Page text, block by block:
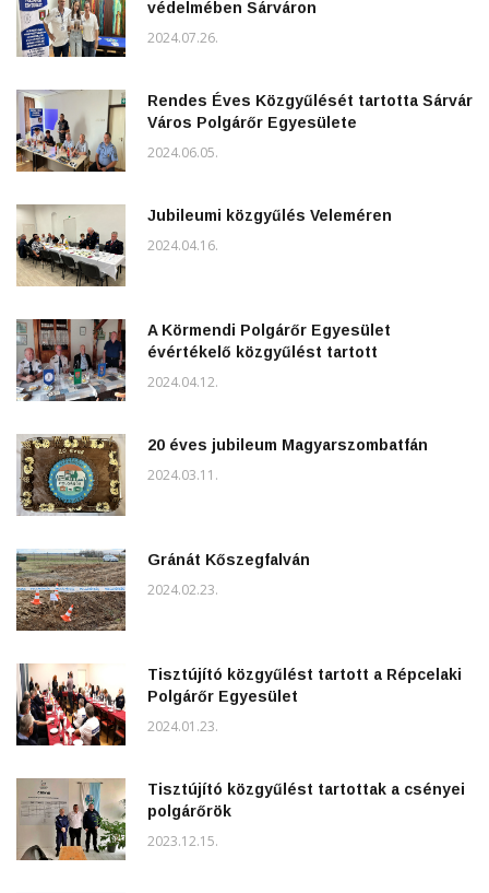
védelmében Sárváron
2024.07.26.
Rendes Éves Közgyűlését tartotta Sárvár
Város Polgárőr Egyesülete
2024.06.05.
Jubileumi közgyűlés Veleméren
2024.04.16.
A Körmendi Polgárőr Egyesület
évértékelő közgyűlést tartott
2024.04.12.
20 éves jubileum Magyarszombatfán
2024.03.11.
Gránát Kőszegfalván
2024.02.23.
Tisztújító közgyűlést tartott a Répcelaki
Polgárőr Egyesület
2024.01.23.
Tisztújító közgyűlést tartottak a csényei
polgárőrök
2023.12.15.